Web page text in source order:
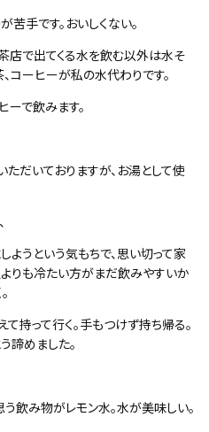
苦手です。おいしくない。
店で出てくる水を飲む以外は水そ
コーヒーが私の水代わりです。
ーで飲みます。
だいておりますが、お湯として使
うという気もちで、思い切って家
りも冷たい方がまだ飲みやすいか
持って行く。手もつけず持ち帰る。
諦めました。
飲み物がレモン水。水が美味しい。